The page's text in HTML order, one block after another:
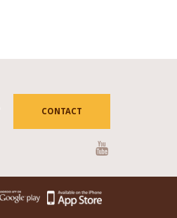
CONTACT